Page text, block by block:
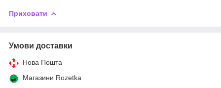
Приховати
Умови доставки
Нова Пошта
Магазини Rozetka